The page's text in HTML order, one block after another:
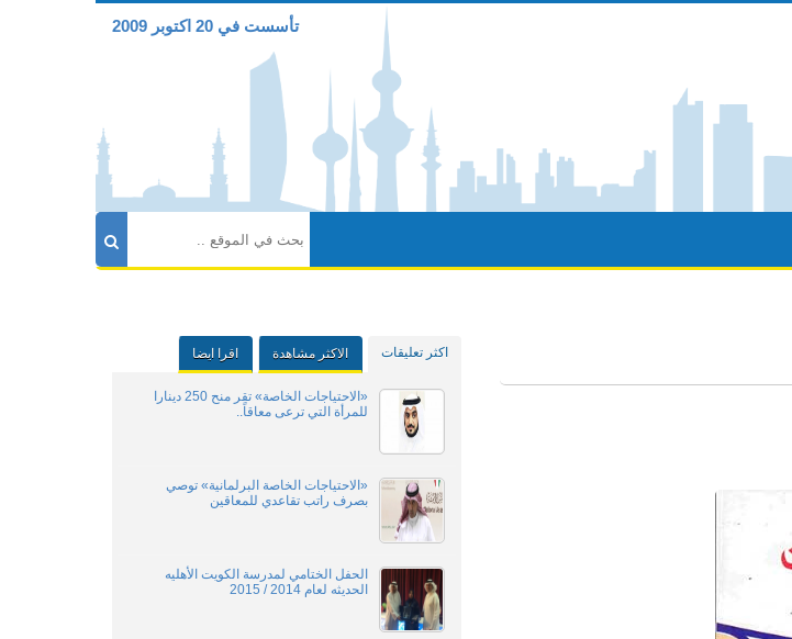
تأسست في 20 اكتوبر 2009
اكثر تعليقات الاكثر مشاهدة اقرا ايضا
«الاحتياجات الخاصة» تقر منح 250 دينارا
للمرأة التي ترعى معاقاً..
«الاحتياجات الخاصة البرلمانية» توصي
بصرف راتب تقاعدي للمعاقين
الحفل الختامي لمدرسة الكويت الأهليه
الحديثه لعام 2014 / 2015